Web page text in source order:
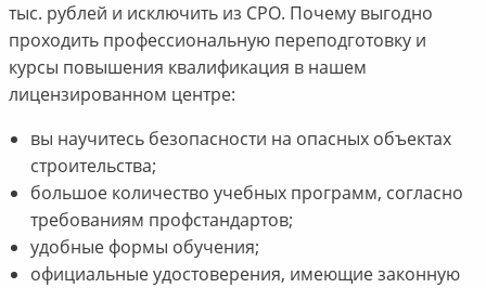
тыс. рублей и исключить из СРО. Почему выгодно
проходить профессиональную переподготовку и
курсы повышения квалификация в нашем
лицензированном центре:
вы научитесь безопасности на опасных объектах
строительства;
большое количество учебных программ, согласно
требованиям профстандартов;
удобные формы обучения;
официальные удостоверения, имеющие законную